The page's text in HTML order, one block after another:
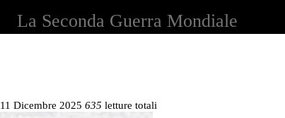
La Seconda Guerra Mondiale
11 Dicembre 2025 635 letture totali